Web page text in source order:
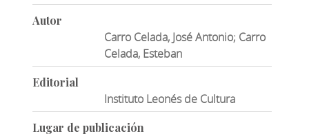
Autor
Carro Celada, José Antonio; Carro
Celada, Esteban
Editorial
Instituto Leonés de Cultura
Lugar de publicación